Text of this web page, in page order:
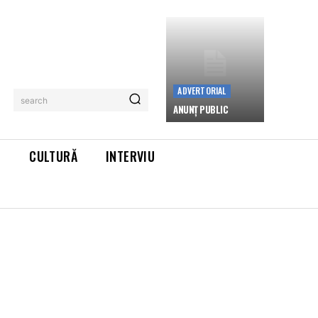
search
ADVERTORIAL
ANUNȚ PUBLIC
CULTURĂ INTERVIU